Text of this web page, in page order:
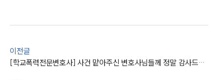
이전글
[학교폭력전문변호사] 사건 맡아주신 변호사님들께 정말 감사드립니다..